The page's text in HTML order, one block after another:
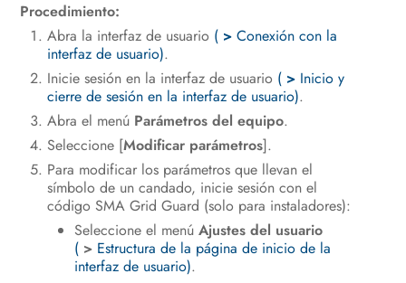
Procedimiento:
Abra la interfaz de usuario ( >Conexión con la
interfaz de usuario).
Inicie sesión en la interfaz de usuario ( > Inicio y
cierre de sesión en la interfaz de usuario).
Abra el menú Parámetros del equipo.
Seleccione [Modificar parámetros].
Para modificar los parámetros que llevan el
símbolo de un candado, inicie sesión con el
código SMA Grid Guard (solo para instaladores):
Seleccione el menúAjustes del usuario
( > Estructura de la página de inicio de la
interfaz de usuario).
Puesta fuera de servicio del inversor
Procedimiento al recibir un equipo
de recambio
Datos técnicos
Información de cumplimiento
Contacto